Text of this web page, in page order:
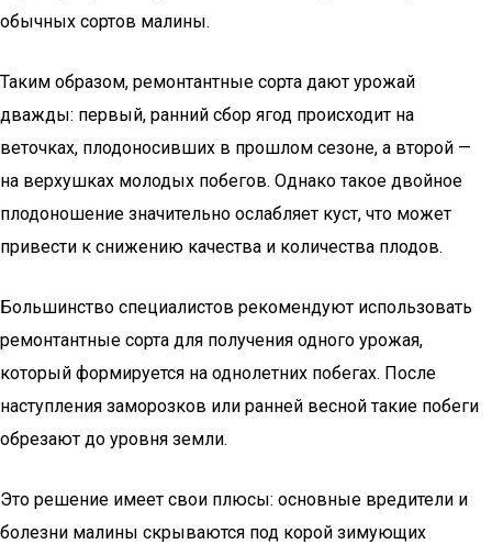
обычных сортов малины.
Таким образом, ремонтантные сорта дают урожай
дважды: первый, ранний сбор ягод происходит на
веточках, плодоносивших в прошлом сезоне, а второй —
на верхушках молодых побегов. Однако такое двойное
плодоношение значительно ослабляет куст, что может
привести к снижению качества и количества плодов.
Большинство специалистов рекомендуют использовать
ремонтантные сорта для получения одного урожая,
который формируется на однолетних побегах. После
наступления заморозков или ранней весной такие побеги
обрезают до уровня земли.
Это решение имеет свои плюсы: основные вредители и
болезни малины скрываются под корой зимующих